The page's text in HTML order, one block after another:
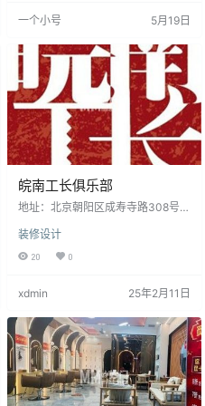
光都很好。主营英短、布偶、金渐
猫狗，品相纯正，血统可查。所有
幼宠均按时做完疫苗驱虫，健康有
保障，可上门实地挑选，支持视频
看宠。老板和店员细心负责，会耐
心讲解…
一个小号 5月19日
皖南工长俱乐部
地址：北京朝阳区成寿寺路308号城
000000878 客服QQ： 营业时间：
周一至周日 09:30-18:00 商家印
象：第一次合作的非常愉快。装修
中提的需求都及时满足了，每个工
知，装修过程非常顺利。每一个岗
位的施工人员，在工作领域上也都
很专业。总体很好，没有不满意的
地方。
装修设计
20 0
xdmin 25年2月11日